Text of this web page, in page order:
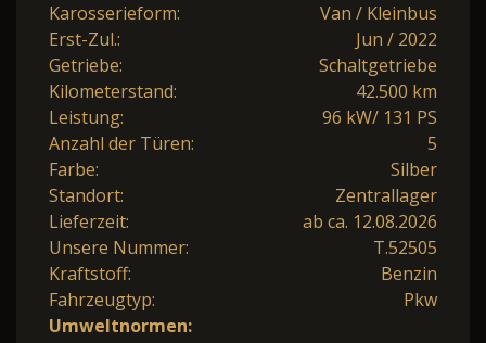
Karosserieform:
Van / Kleinbus
Erst-Zul.:
Jun / 2022
Getriebe:
Schaltgetriebe
Kilometerstand:
42.500 km
Leistung:
96 kW/ 131 PS
Anzahl der Türen:
5
Farbe:
Silber
Standort:
Zentrallager
Lieferzeit:
ab ca. 12.08.2026
Unsere Nummer:
T.52505
Kraftstoff:
Benzin
Fahrzeugtyp:
Pkw
Umweltnormen: